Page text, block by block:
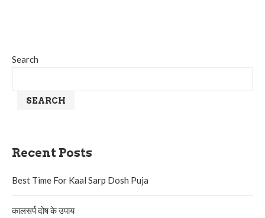
Search
SEARCH
Recent Posts
Best Time For Kaal Sarp Dosh Puja
कालसर्प दोष के उपाय